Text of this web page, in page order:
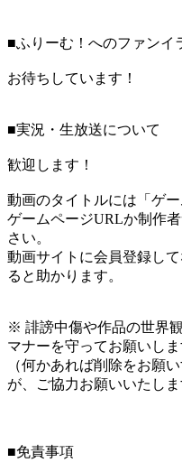
■ふりーむ！へのファンイ
お待ちしています！
■実況・生放送について
歓迎します！
動画のタイトルには「ゲ
ゲームページURLか制作
さい。
動画サイトに会員登録し
ると助かります。
※ 誹謗中傷や作品の世界
マナーを守ってお願いしま
（何かあれば削除をお願
が、ご協力お願いいたしま
■免責事項